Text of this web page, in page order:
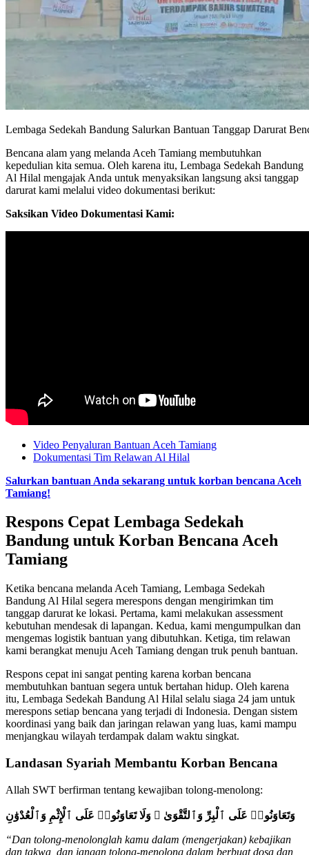
Lembaga Sedekah Bandung Salurkan Bantuan Tanggap Darurat
Bencana alam yang melanda Aceh Tamiang membutuhkan
kepedulian kita semua. Oleh karena itu, Lembaga Sedekah Bandung
Al Hilal mengajak Anda untuk menyaksikan langsung aksi tanggap
darurat kami melalui video dokumentasi berikut:
Saksikan Video Dokumentasi Kami:
Video Penyaluran Bantuan Aceh Tamiang
Dokumentasi Tim Relawan Al Hilal
Salurkan bantuan Anda sekarang untuk korban bencana Aceh
Tamiang!
Respons Cepat Lembaga Sedekah
Bandung untuk Korban Bencana Aceh
Tamiang
Ketika bencana melanda Aceh Tamiang, Lembaga Sedekah
Bandung Al Hilal segera merespons dengan mengirimkan tim
tanggap darurat ke lokasi. Pertama, kami melakukan assessment
kebutuhan mendesak di lapangan. Kedua, kami mengumpulkan dan
mengemas logistik bantuan yang dibutuhkan. Ketiga, tim relawan
kami berangkat menuju Aceh Tamiang dengan truk penuh bantuan.
Respons cepat ini sangat penting karena korban bencana
membutuhkan bantuan segera untuk bertahan hidup. Oleh karena
itu, Lembaga Sedekah Bandung Al Hilal selalu siaga 24 jam untuk
merespons setiap bencana yang terjadi di Indonesia. Dengan sistem
koordinasi yang baik dan jaringan relawan yang luas, kami mampu
menjangkau wilayah terdampak dalam waktu singkat.
Landasan Syariah Membantu Korban Bencana
Allah SWT berfirman tentang kewajiban tolong-menolong:
وَتَعَاوَنُوا۟ عَلَى ٱلْبِرِّ وَٱلتَّقْوَىٰ ۖ وَلَا تَعَاوَنُوا۟ عَلَى ٱلْإِثْمِ وَٱلْعُدْوَٰنِ
“Dan tolong-menolonglah kamu dalam (mengerjakan) kebajikan
dan takwa, dan jangan tolong-menolong dalam berbuat dosa dan